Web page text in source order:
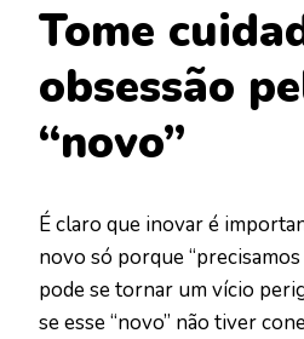
Tome
obsessão
“novo”
É claro que inovar é
novo só porque “precisamos
pode se tornar um vício
se esse “novo” não tiver